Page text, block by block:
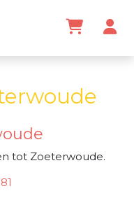
tot Zoeterwoude.